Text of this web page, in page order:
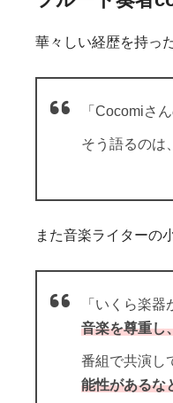
華々しい経歴を持っ
「Cocomiさ
そう語るのは
また音楽ライターの
「いくら楽
音楽を尊重し
番組で共演し
能性があるな